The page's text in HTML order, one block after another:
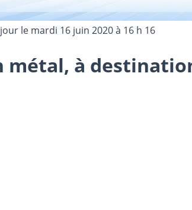
le mardi 16 juin 2020 à 16 h 16
métal, à